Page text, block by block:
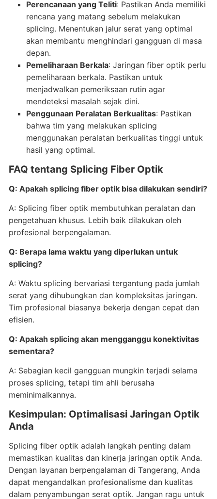
Perencanaan yang Teliti: Pastikan Anda memiliki
rencana yang matang sebelum melakukan
splicing. Menentukan jalur serat yang optimal
akan membantu menghindari gangguan di masa
depan.
Pemeliharaan Berkala: Jaringan fiber optik perlu
pemeliharaan berkala. Pastikan untuk
menjadwalkan pemeriksaan rutin agar
mendeteksi masalah sejak dini.
Penggunaan Peralatan Berkualitas: Pastikan
bahwa tim yang melakukan splicing
menggunakan peralatan berkualitas tinggi untuk
hasil yang optimal.
FAQ tentang Splicing Fiber Optik
Q: Apakah splicing fiber optik bisa dilakukan sendiri?
A: Splicing fiber optik membutuhkan peralatan dan
pengetahuan khusus. Lebih baik dilakukan oleh
profesional berpengalaman.
Q: Berapa lama waktu yang diperlukan untuk
splicing?
A: Waktu splicing bervariasi tergantung pada jumlah
serat yang dihubungkan dan kompleksitas jaringan.
Tim profesional biasanya bekerja dengan cepat dan
efisien.
Q: Apakah splicing akan mengganggu konektivitas
sementara?
A: Sebagian kecil gangguan mungkin terjadi selama
proses splicing, tetapi tim ahli berusaha
meminimalkannya.
Kesimpulan: Optimalisasi Jaringan Optik
Anda
Splicing fiber optik adalah langkah penting dalam
memastikan kualitas dan kinerja jaringan optik Anda.
Dengan layanan berpengalaman di Tangerang, Anda
dapat mengandalkan profesionalisme dan kualitas
dalam penyambungan serat optik. Jangan ragu untuk